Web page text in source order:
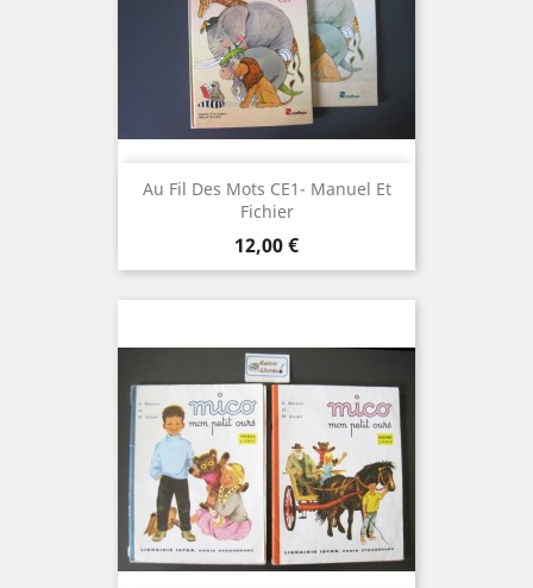
Au Fil Des Mots CE1- Manuel Et
Fichier
Prix
12,00 €